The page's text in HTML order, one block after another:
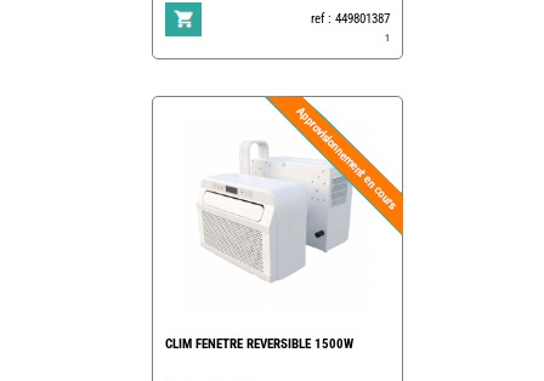
ref : 449801387
1
CLIM FENETRE REVERSIBLE 1500W